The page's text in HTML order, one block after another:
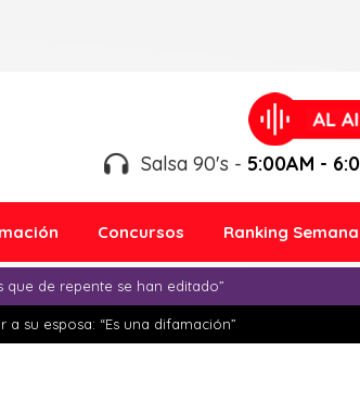
Salsa 90's - 5:00AM -
Concursos Ranking
que de repente se han editado”
su esposa: “Es una difamación”